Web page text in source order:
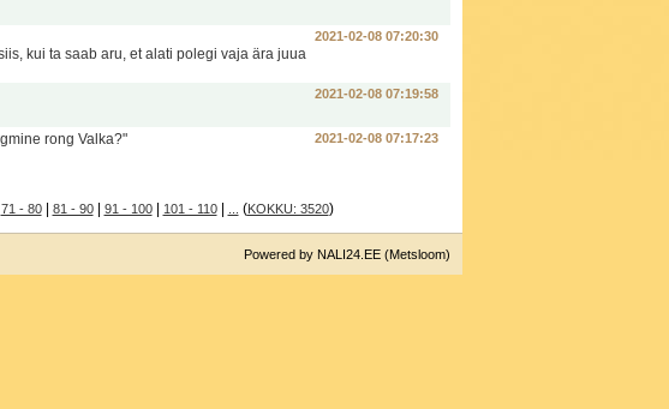
kui ta saab aru, et alati polegi vaja ära juua
2021-02-08 07:20:30
2021-02-08 07:19:58
rong Valka?"
2021-02-08 07:17:23
71 - 80| 81 - 90| 91 - 100| 101 - 110| (KOKKU: 3520)
Powered by NALI24.EE (Metsloom)